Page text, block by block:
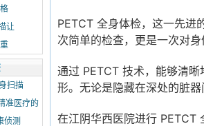
让
扫描
准医疗的
侦测
PETCT 全身体检，这一先进
次简单的检查，更是一次对
通过 PETCT 技术，能够清
形。无论是隐藏在深处的脏
在江阴华西医院进行 PETCT